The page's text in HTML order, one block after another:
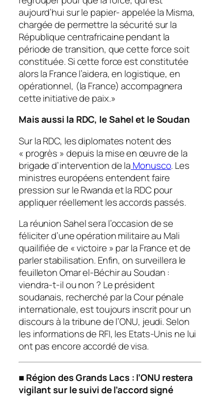
aujourd’hui sur le papier- appelée la Misma,
chargée de permettre la sécurité sur la
République centrafricaine pendant la
période de transition, que cette force soit
constituée. Si cette force est constitutée
alors la France l’aidera, en logistique, en
opérationnel, (la France) accompagnera
cette initiative de paix.»
Mais aussi la RDC, le Sahel et le Soudan
Sur la RDC, les diplomates notent des
« progrès » depuis la mise en œuvre de la
brigade d’intervention de la Monusco. Les
ministres européens entendent faire
pression sur le Rwanda et la RDC pour
appliquer réellement les accords passés.
La réunion Sahel sera l’occasion de se
féliciter d’une opération militaire au Mali
quailifiée de «victoire » par la France et de
parler stabilisation. Enfin, on surveillera le
feuilleton Omar el-Béchir au Soudan :
viendra-t-il ou non ? Le président
soudanais, recherché par la Cour pénale
internationale, est toujours inscrit pour un
discours à la tribune de l’ONU, jeudi. Selon
les informations de RFI, les Etats-Unis ne lui
ont pas encore accordé de visa.
■Région des Grands Lacs : l’ONU restera
vigilant sur le suivi de l’accord signé